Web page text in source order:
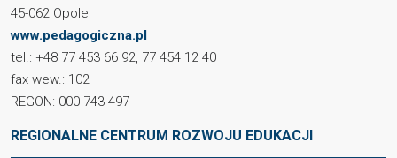
45-062 Opole
www.pedagogiczna.pl
tel.: +48 77 453 66 92, 77 454 12 40
fax wew.: 102
REGON: 000 743 497
REGIONALNE CENTRUM ROZWOJU EDUKACJI